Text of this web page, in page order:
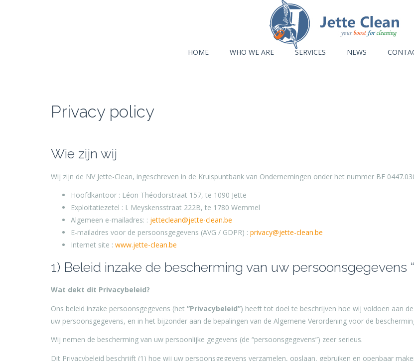
HOME WHO WE ARE SERVICES NEWS
Privacy policy
Wie zijn wij
Wij zijn de NV Jette-Clean, ingeschreven in de Kruispuntbank van Ondernemingen onder het nummer BE
Hoofdkantoor : Léon Théodorstraat 157, te 1090 Jette
Exploitatiezetel : I. Meyskensstraat 222B, te 1780 Wemmel
Algemeen e-mailadres: : jetteclean@jette-clean.be
E-mailadres voor de persoonsgegevens (AVG / GDPR) : privacy@jette-clean.be
Internet site : www.jette-clean.be
1) Beleid inzake de bescherming van uw persoonsgegevens
Wat dekt dit Privacybeleid?
Ons beleid inzake persoonsgegevens (het ”Privacybeleid”) heeft tot doel te beschrijven hoe wij voldoen aan
uw persoonsgegevens, en in het bijzonder aan de bepalingen van de Algemene Verordening voor de
Wij nemen de bescherming van uw persoonlijke gegevens (de “persoonsgegevens”) zeer serieus.
Dit Privacybeleid beschrijft (1) hoe wij uw persoonsgegevens verzamelen, opslaan, gebruiken en openbaar